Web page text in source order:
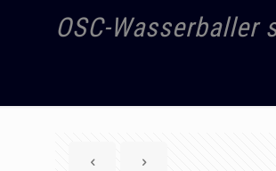
OSC-Wasserballer